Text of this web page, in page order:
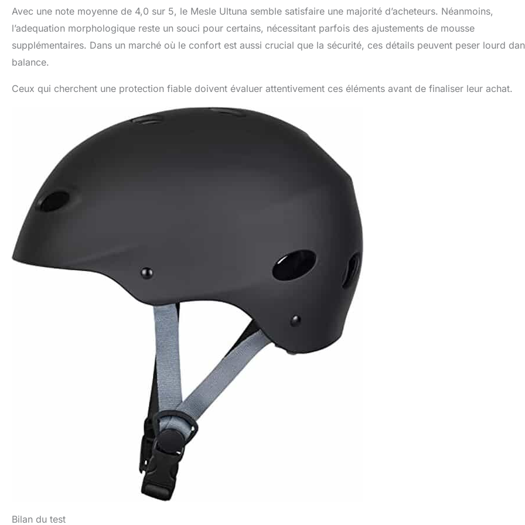
Avec une note moyenne de 4,0 sur 5, le Mesle Ultuna semble satisfaire une majorité d’acheteurs. Néanmoins,
l’adequation morphologique reste un souci pour certains, nécessitant parfois des ajustements de mousse
supplémentaires. Dans un marché où le confort est aussi crucial que la sécurité, ces détails peuvent peser lourd
balance.
Ceux qui cherchent une protection fiable doivent évaluer attentivement ces éléments avant de finaliser leur achat.
Bilan du test